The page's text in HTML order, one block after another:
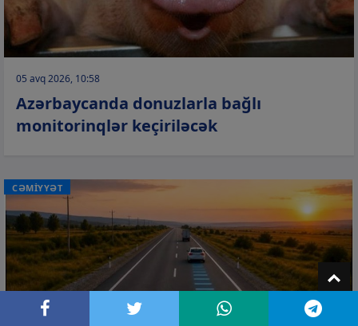
05 avq 2026, 10:58
Azərbaycanda donuzlarla bağlı
monitorinqlər keçiriləcək
CƏMİYYƏT